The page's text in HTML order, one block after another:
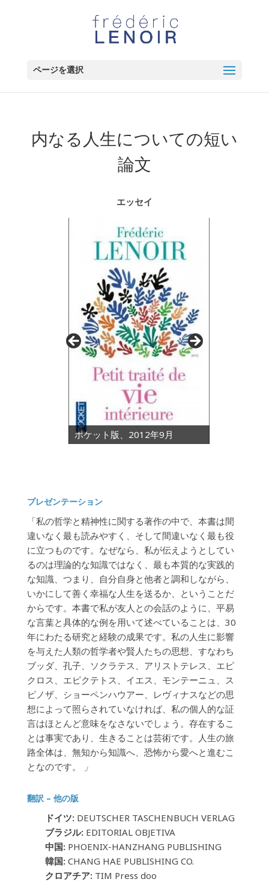
ページを選択
内なる人生についての短い
論文
エッセイ
ポケット版、2012年9月
プレゼンテーション
「私の哲学と精神性に関する著作の中で、本書は間
違いなく最も読みやすく、そして間違いなく最も役
に立つものです。なぜなら、私が伝えようとしてい
るのは理論的な知識ではなく、最も本質的な実践的
な知識、つまり、自分自身と他者と調和しながら、
いかにして善く幸福な人生を送るか、ということだ
からです。本書で私が友人との会話のように、平易
な言葉と具体的な例を用いて述べていることは、30
年にわたる研究と経験の成果です。私の人生に影響
を与えた人類の哲学者や賢人たちの思想、すなわち
ブッダ、孔子、ソクラテス、アリストテレス、エピ
クロス、エピクテトス、イエス、モンテーニュ、ス
ピノザ、ショーペンハウアー、レヴィナスなどの思
想によって照らされていなければ、私の個人的な証
言はほとんど意味をなさないでしょう。存在するこ
とは事実であり、生きることは芸術です。人生の旅
路全体は、無知から知識へ、恐怖から愛へと進むこ
となのです。
」
翻訳 – 他の版
ドイツ:DEUTSCHER TASCHENBUCH VERLAG
ブラジル:EDITORIAL OBJETIVA
中国:PHOENIX-HANZHANG PUBLISHING
韓国:CHANG HAE PUBLISHING CO.
クロアチア:TIM Press doo